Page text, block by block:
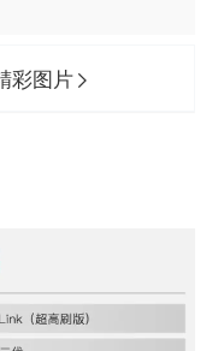
彩图片